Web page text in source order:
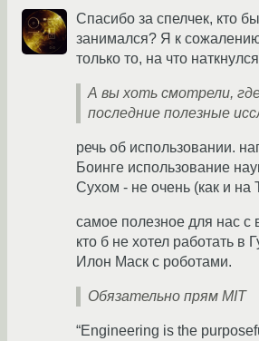
Спасибо за спелчек, кто
занимался? Я к
только то, на что
А вы хоть смотрели,
последние полезные
речь об использовании.
Боинге использование
Сухом - не очень (как и на
самое полезное для нас с
кто б не хотел работать в
Илон Маск с роботами.
Обязательно прям MIT
“Engineering is the